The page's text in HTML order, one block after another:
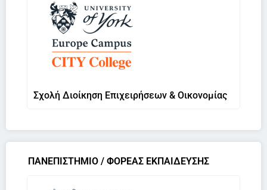
Σχολή Διοίκηση Επιχειρήσεων & Οικονομίας
ΠΑΝΕΠΙΣΤΗΜΙΟ / ΦΟΡΕΑΣ ΕΚΠΑΙΔΕΥΣΗΣ